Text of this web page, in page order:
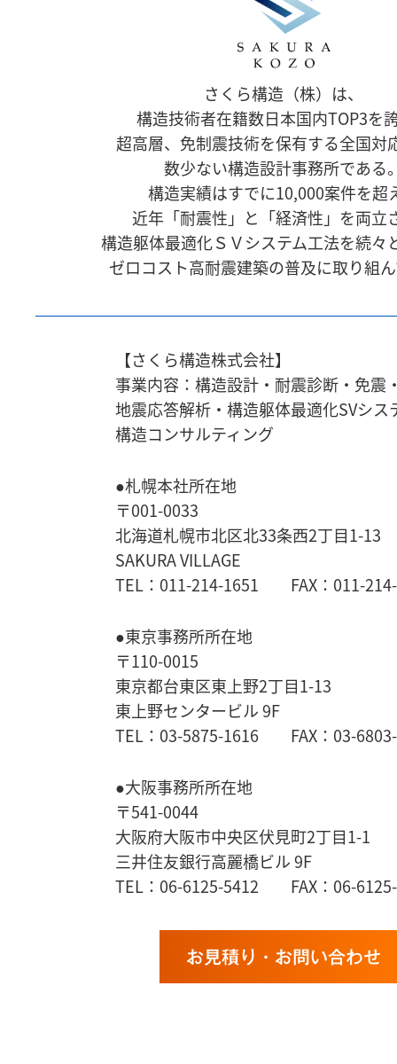
さくら構造（株）は、
構造技術者在籍数日本国内TOP3を
超高層、免制震技術を保有する全国対
数少ない構造設計事務所である
構造実績はすでに10,000案件を超
近年「耐震性」と「経済性」を両立
構造躯体最適化ＳＶシステム工法を続々
ゼロコスト高耐震建築の普及に取り組
【さくら構造株式会社】
事業内容：構造設計・耐震診断・免震
地震応答解析・ 構造躯体最適化SVシス
構造コンサルティング
●札幌本社所在地
〒001-0033
北海道札幌市北区北33条西2丁目1-13
SAKURA VILLAGE
TEL：011-214-1651 FAX：011-
●東京事務所所在地
〒110-0015
東京都台東区東上野2丁目1-13
東上野センタービル 9F
TEL：03-5875-1616 FAX：03-
●大阪事務所所在地
〒541-0044
大阪府大阪市中央区伏見町2丁目1-1
三井住友銀行高麗橋ビル 9F
TEL：06-6125-5412 FAX：06-
お見積り・お問い合わせ